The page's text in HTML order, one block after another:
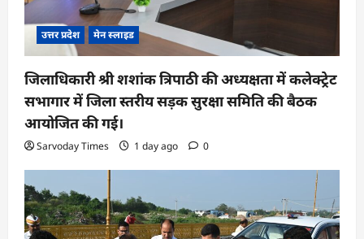
उत्तर प्रदेश मेन स्लाइड
जिलाधिकारी श्री शशांक त्रिपाठी की अध्यक्षता में कलेक्ट्रेट
सभागार में जिला स्तरीय सड़क सुरक्षा समिति की बैठक
आयोजित की गई।
Sarvoday Times 1 day ago 0